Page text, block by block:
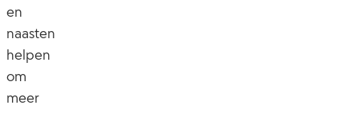
en
naasten
helpen
om
meer